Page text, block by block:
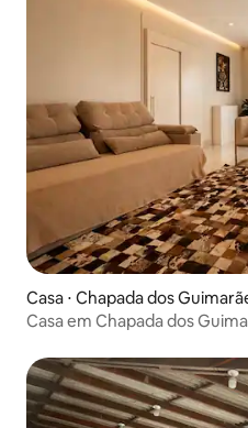
Casa ⋅ Chapada dos
Casa em Chapada dos